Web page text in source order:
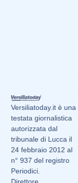
Versiliatoday.it è una
testata giornalistica
autorizzata dal
tribunale di Lucca il
24 febbraio 2012 al
n° 937 del registro
Periodici.
Direttore